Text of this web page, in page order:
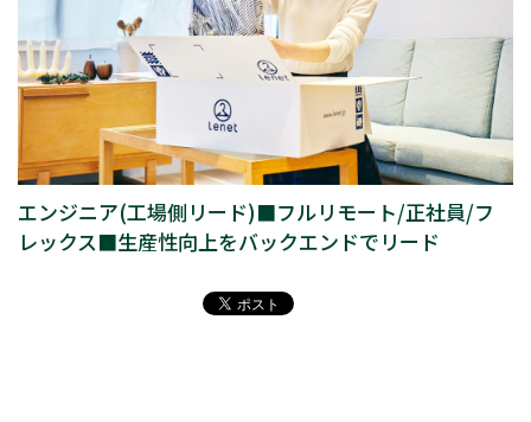
エンジニア(工場側リード)■フルリモート/正社員/フ
レックス■生産性向上をバックエンドでリード